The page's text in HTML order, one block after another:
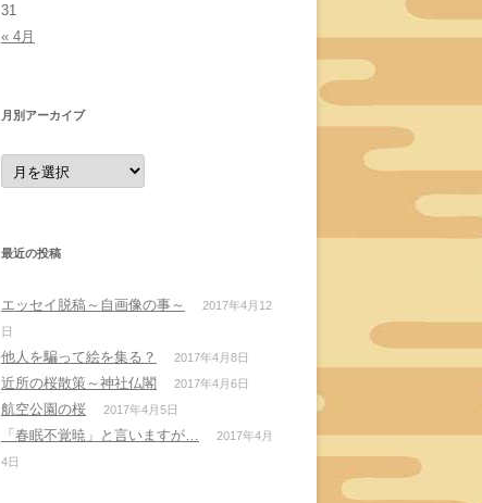
31
« 4月
月別アーカイブ
月
別
ア
ブ
最近の投稿
エッセイ脱稿～自画像の事～
2017年4月12
日
他人を騙って絵を集る？ 2017年4月8日
近所の桜散策～神社仏閣 2017年4月6日
航空公園の桜 2017年4月5日
「春眠不覚暁」と言いますが…
2017年4月
4日